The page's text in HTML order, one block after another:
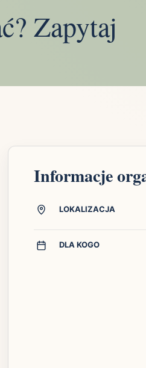
Zapytaj
Informacje
LOKALIZACJA
DLA KOGO